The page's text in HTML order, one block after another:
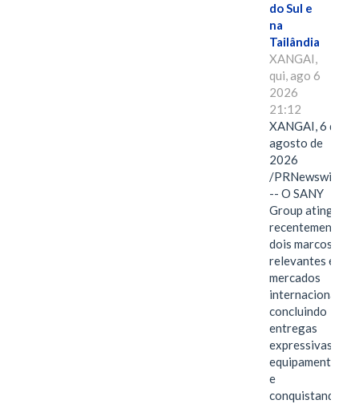
do Sul e
na
Tailândia
XANGAI,
qui, ago 6
2026
21:12
XANGAI, 6 de
agosto de
2026
/PRNewswire/
-- O SANY
Group atingiu
recentemente
dois marcos
relevantes em
mercados
internacionais,
concluindo
entregas
expressivas de
equipamentos
e
conquistando